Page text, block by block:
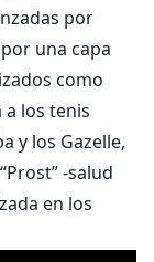
por
una capa
como
los tenis
y los Gazelle,
-salud
en los